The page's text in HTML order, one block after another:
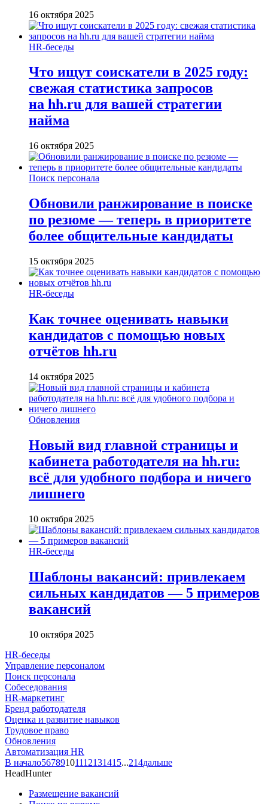
16 октября 2025
HR-беседы
Что ищут соискатели в 2025 году:
свежая статистика запросов
на hh.ru для вашей стратегии
найма
16 октября 2025
Поиск персонала
Обновили ранжирование в поиске
по резюме — теперь в приоритете
более общительные кандидаты
15 октября 2025
HR-беседы
Как точнее оценивать навыки
кандидатов с помощью новых
отчётов hh.ru
14 октября 2025
Обновления
Новый вид главной страницы и
кабинета работодателя на hh.ru:
всё для удобного подбора и ничего
лишнего
10 октября 2025
HR-беседы
Шаблоны вакансий: привлекаем
сильных кандидатов — 5 примеров
вакансий
10 октября 2025
HR-беседы
Управление персоналом
Поиск персонала
Собеседования
HR-маркетинг
Бренд работодателя
Оценка и развитие навыков
Трудовое право
Обновления
Автоматизация HR
В начало56789101112131415...214дальше
HeadHunter
Размещение вакансий